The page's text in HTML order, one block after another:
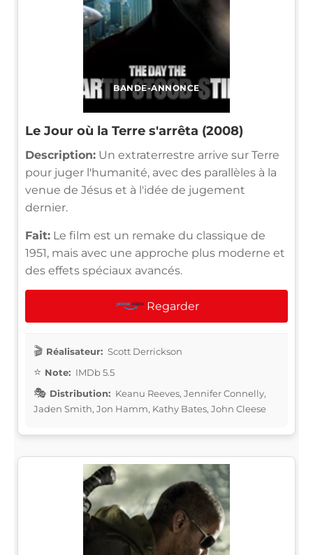
BANDE-ANNONCE
Le Jour où la Terre s'arrêta (2008)
Description: Un extraterrestre arrive sur Terre
pour juger l'humanité, avec des parallèles à la
venue de Jésus et à l'idée de jugement
dernier.
Fait: Le film est un remake du classique de
1951, mais avec une approche plus moderne et
des effets spéciaux avancés.
Regarder
Réalisateur: Scott Derrickson
Note: IMDb 5.5
Distribution: Keanu Reeves, Jennifer Connelly,
Jaden Smith, Jon Hamm, Kathy Bates, John Cleese